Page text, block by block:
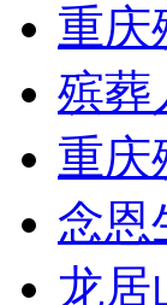
重庆
殡葬
重庆
念恩
龙居